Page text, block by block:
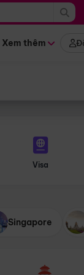
Xem thêm
Visa
Singapore